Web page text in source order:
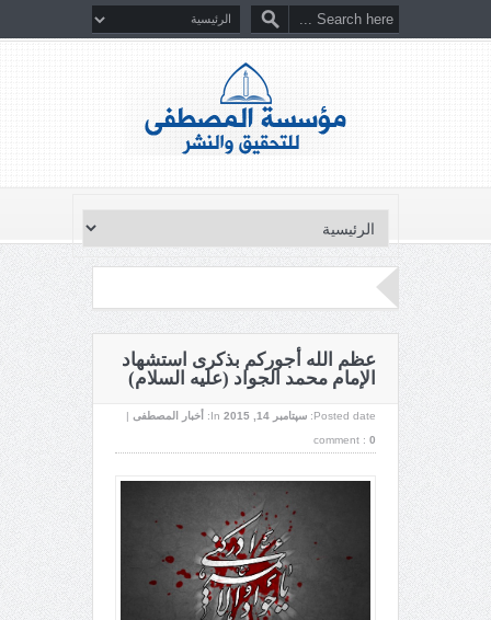
عظم الله أجوركم بذكرى استشهاد
الإمام محمد الجواد (عليه السلام)
Posted date: سپتامبر 14, 2015 In: أخبار المصطفى |
comment : 0